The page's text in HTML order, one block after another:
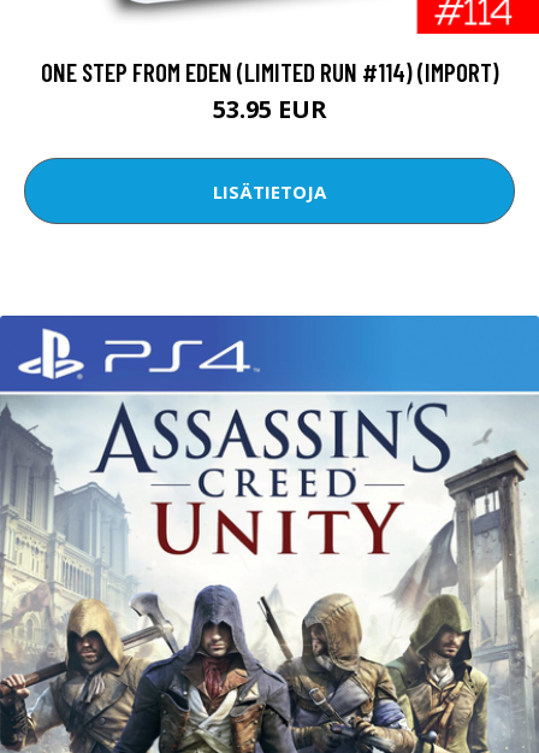
ONE STEP FROM EDEN (LIMITED RUN #114) (IMPORT)
53.95 EUR
LISÄTIETOJA